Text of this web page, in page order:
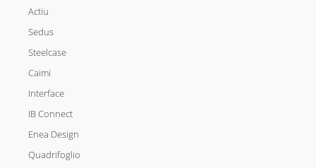
Actiu
Sedus
Steelcase
Caimi
Interface
IB Connect
Enea Design
Quadrifoglio